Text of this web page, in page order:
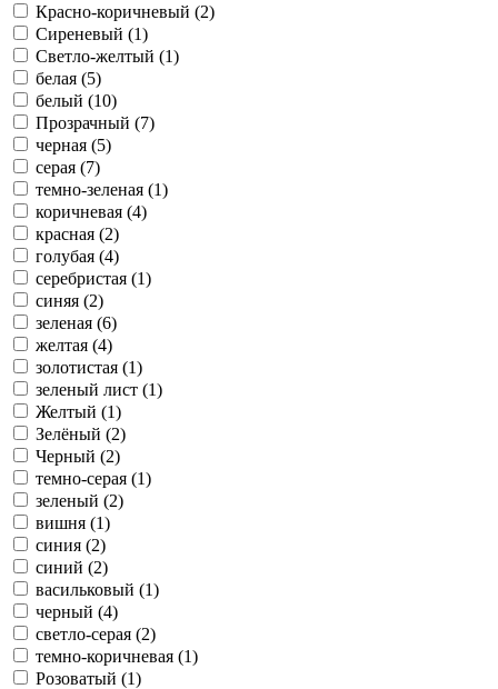
Красно-коричневый (2)
Сиреневый (1)
Светло-желтый (1)
белая (5)
белый (10)
Прозрачный (7)
черная (5)
серая (7)
темно-зеленая (1)
коричневая (4)
красная (2)
голубая (4)
серебристая (1)
синяя (2)
зеленая (6)
желтая (4)
золотистая (1)
зеленый лист (1)
Желтый (1)
Зелёный (2)
Черный (2)
темно-серая (1)
зеленый (2)
вишня (1)
синия (2)
синий (2)
васильковый (1)
черный (4)
светло-серая (2)
темно-коричневая (1)
Розоватый (1)